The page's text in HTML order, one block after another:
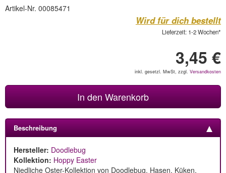
Artikel-Nr. 00085471
Wird für dich bestellt
Lieferzeit: 1-2 Wochen*
3,45 €
inkl. gesetzl. MwSt, zzgl. Versandkosten
In den Warenkorb
Beschreibung
Hersteller: Doodlebug
Kollektion: Hoppy Easter
Niedliche Oster-Kollektion von Doodlebug. Hasen, Küken,